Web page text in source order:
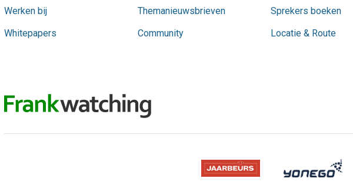
Werken bij
Whitepapers
Themanieuwsbrieven
Community
Sprekers boeken
Locatie & Route